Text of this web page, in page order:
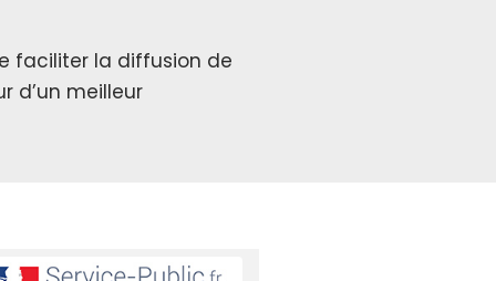
faciliter la diffusion de
d’un meilleur